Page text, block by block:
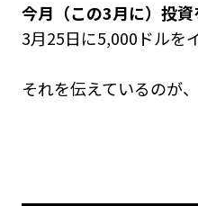
今月（この3月に）投資
3月25日に5,000ドルを
それを伝えているのが